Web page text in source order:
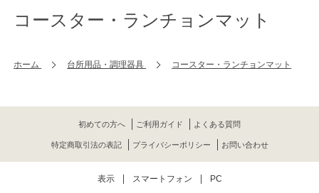
コースター・ランチョンマット
ホーム 台所用品・調理器具 コースター・ランチョンマット
初めての方へ ご利用ガイド よくある質問
特定商取引法の表記 プライバシーポリシー お問い合わせ
表示 スマートフォン PC